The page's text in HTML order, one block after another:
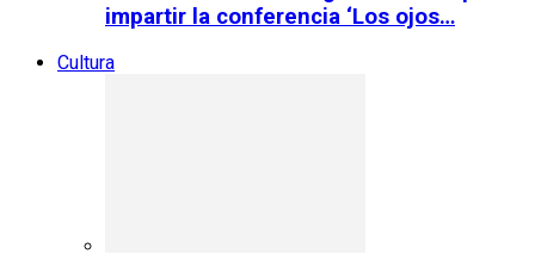
impartir la conferencia ‘Los ojos…
Cultura